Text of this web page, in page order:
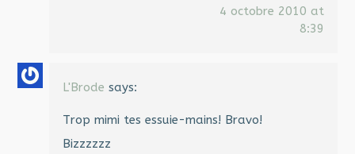
4 octobre 2010 at
8:39
L'Brode says:
Trop mimi tes essuie-mains! Bravo!
Bizzzzzz